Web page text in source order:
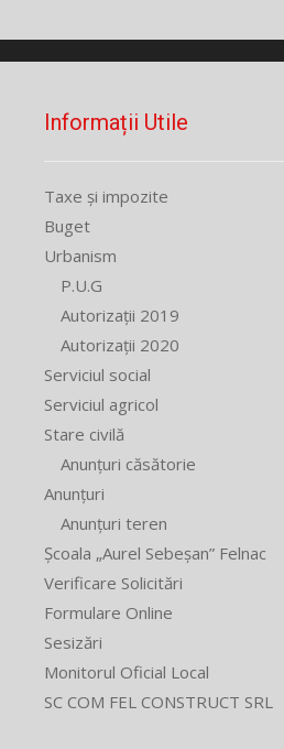
Informații Utile
Taxe și impozite
Buget
Urbanism
P.U.G
Autorizații 2019
Autorizații 2020
Serviciul social
Serviciul agricol
Stare civilă
Anunțuri căsătorie
Anunțuri
Anunțuri teren
Școala „Aurel Sebeșan” Felnac
Verificare Solicitări
Formulare Online
Sesizări
Monitorul Oficial Local
SC COM FEL CONSTRUCT SRL